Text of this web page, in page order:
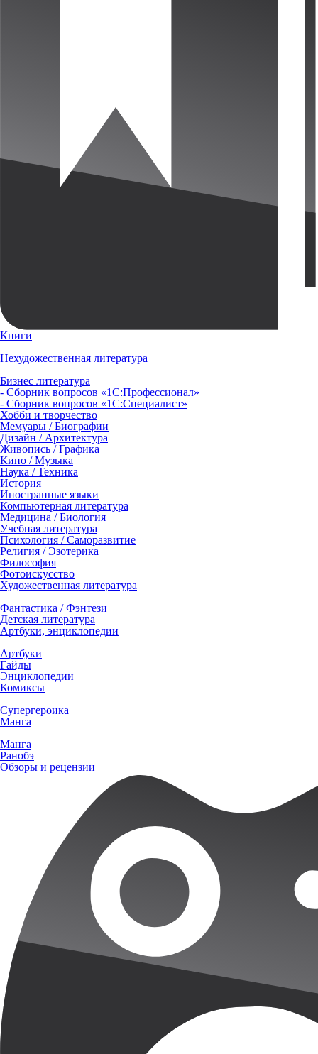
Книги
Нехудожественная литература
Бизнес литература
- Сборник вопросов «1С:Профессионал»
- Сборник вопросов «1С:Специалист»
Хобби и творчество
Мемуары / Биографии
Дизайн / Архитектура
Живопись / Графика
Кино / Музыка
Наука / Техника
История
Иностранные языки
Компьютерная литература
Медицина / Биология
Учебная литература
Психология / Саморазвитие
Религия / Эзотерика
Философия
Фотоискусство
Художественная литература
Фантастика / Фэнтези
Детская литература
Артбуки, энциклопедии
Артбуки
Гайды
Энциклопедии
Комиксы
Супергероика
Манга
Манга
Ранобэ
Обзоры и рецензии